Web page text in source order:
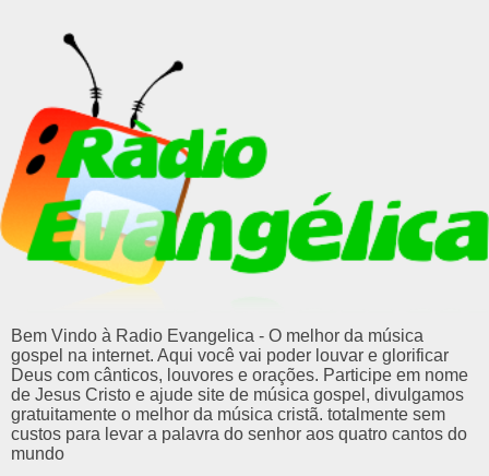
Bem Vindo à Radio Evangelica - O melhor da música
gospel na internet. Aqui você vai poder louvar e glorificar
Deus com cânticos, louvores e orações. Participe em nome
de Jesus Cristo e ajude site de música gospel, divulgamos
gratuitamente o melhor da música cristã. totalmente sem
custos para levar a palavra do senhor aos quatro cantos do
mundo